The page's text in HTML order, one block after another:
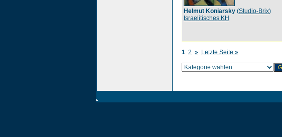
Helmut Koniarsky (Studio-Brix)
Israelitisches KH
1 2 » Letzte Seite »